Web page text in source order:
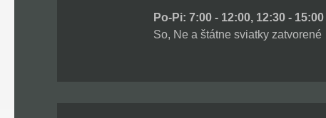
Po-Pi: 7:00 - 12:00, 12:30 - 15:00
So, Ne a štátne sviatky zatvorené